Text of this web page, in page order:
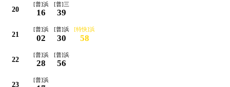
20
[普]浜
16
[普]三
39
21
[普]浜
02
[普]浜
30
[特快]浜
58
22
[普]浜
28
[普]浜
56
23
[普]浜